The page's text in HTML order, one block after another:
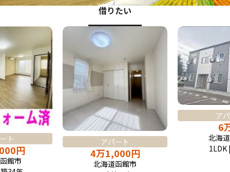
借りたい
ト
円
館市
アパート
4万1,000円
北海道函館市
ア
6
北海
1LDK